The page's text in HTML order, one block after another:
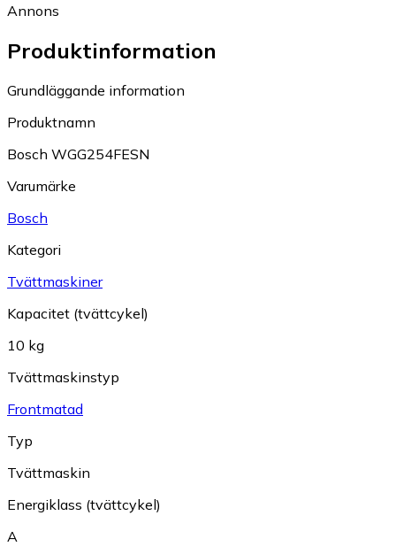
Annons
Produktinformation
Grundläggande information
Produktnamn
Bosch WGG254FESN
Varumärke
Bosch
Kategori
Tvättmaskiner
Kapacitet (tvättcykel)
10 kg
Tvättmaskinstyp
Frontmatad
Typ
Tvättmaskin
Energiklass (tvättcykel)
A